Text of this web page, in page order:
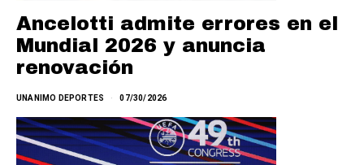
Ancelotti admite errores en el
Mundial 2026 y anuncia
renovación
UNANIMO DEPORTES 07/30/2026